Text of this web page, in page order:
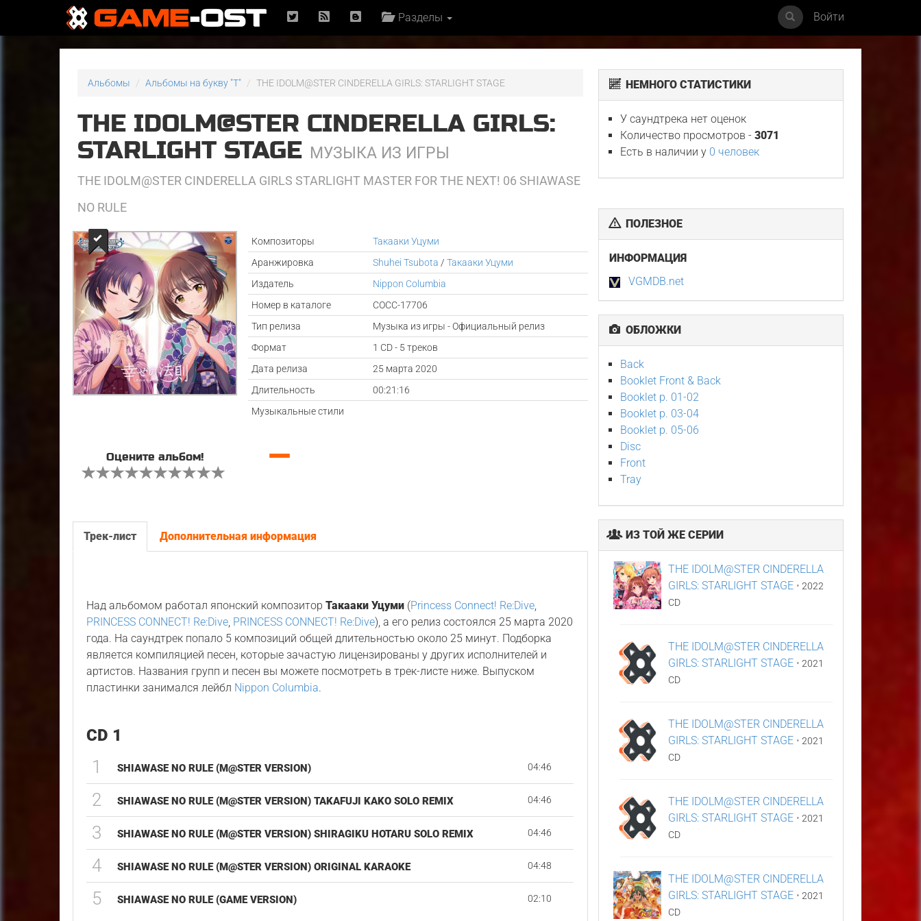
Разделы Войти
Альбомы Альбомы на букву "T" THE IDOLM@STER CINDERELLA GIRLS: STARLIGHT STAGE
THE IDOLM@STER CINDERELLA GIRLS:
STARLIGHT STAGE МУЗЫКА ИЗ ИГРЫ
THE IDOLM@STER CINDERELLA GIRLS STARLIGHT MASTER FOR THE NEXT! 06 SHIAWASE
NO RULE
Композиторы
Такааки Уцуми
Аранжировка
Shuhei Tsubota / Такааки Уцуми
Издатель
Nippon Columbia
Номер в каталоге
COCC-17706
Тип релиза
Музыка из игры - Официальный релиз
Формат
1 CD - 5 треков
Дата релиза
25 марта 2020
Длительность
00:21:16
Музыкальные стили
Оцените альбом! —
Трек-лист Дополнительная информация
Над альбомом работал японский композиторТакааки Уцуми (Princess Connect! Re:Dive,
PRINCESS CONNECT! Re:Dive, PRINCESS CONNECT! Re:Dive), а его релиз состоялся 25 марта 2020
года. На саундтрек попало 5 композиций общей длительностью около 25 минут. Подборка
является компиляцией песен, которые зачастую лицензированы у других исполнителей и
артистов. Названия групп и песен вы можете посмотреть в трек-листе ниже. Выпуском
пластинки занимался лейбл Nippon Columbia.
CD 1
1 SHIAWASE NO RULE (M@STER VERSION) 04:46
2 SHIAWASE NO RULE (M@STER VERSION) TAKAFUJI KAKO SOLO REMIX 04:46
3 SHIAWASE NO RULE (M@STER VERSION) SHIRAGIKU HOTARU SOLO REMIX 04:46
4 SHIAWASE NO RULE (M@STER VERSION) ORIGINAL KARAOKE 04:48
5 SHIAWASE NO RULE (GAME VERSION) 02:10
НЕМНОГО СТАТИСТИКИ
У саундтрека нет оценок
Количество просмотров -3071
Есть в наличии у 0 человек
ПОЛЕЗНОЕ
ИНФОРМАЦИЯ
VGMDB.net
ОБЛОЖКИ
Back
Booklet Front & Back
Booklet p. 01-02
Booklet p. 03-04
Booklet p. 05-06
Disc
Front
Tray
ИЗ ТОЙ ЖЕ СЕРИИ
THE IDOLM@STER CINDERELLA
GIRLS: STARLIGHT STAGE • 2022
CD
THE IDOLM@STER CINDERELLA
GIRLS: STARLIGHT STAGE • 2021
CD
THE IDOLM@STER CINDERELLA
GIRLS: STARLIGHT STAGE • 2021
CD
THE IDOLM@STER CINDERELLA
GIRLS: STARLIGHT STAGE • 2021
CD
THE IDOLM@STER CINDERELLA
GIRLS: STARLIGHT STAGE • 2021
CD